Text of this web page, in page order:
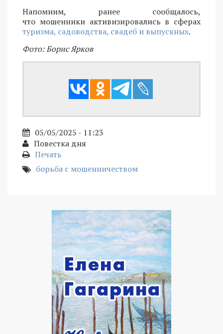
Напомним, ранее сообщалось,
что мошенники активизировались в сферах
туризма, садоводства, свадеб и выпускных.
Фото: Борис Ярков
05/05/2025 - 11:23
Повестка дня
Печать
борьба с мошенничеством